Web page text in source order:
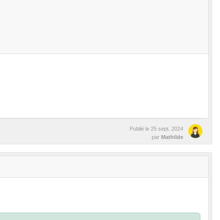
Publié le 25 sept. 2024
par Mathilde